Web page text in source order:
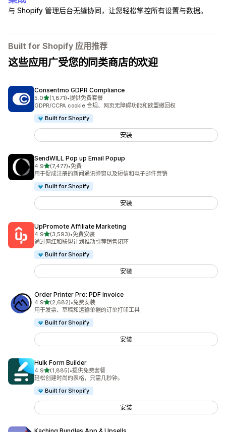
与 Shopify 管理后台无缝协同，让您轻松掌控所有设置与数据。
Built for Shopify 应用推荐
这些应用广受您的同类商店的欢迎
Consentmo GDPR Compliance
5.0星（满分 5 星）
(1,871)
总共 1871 条评论
•提供免费套餐
GDPR/CCPA cookie 合规、网页无障碍功能和欧盟撤回权
Built for Shopify
安装
SendWILL Pop up Email Popup
4.9星（满分 5 星）
(7,477)
总共 7477 条评论
•免费
用于促成注册的新闻通讯弹窗以及短信和电子邮件营销
Built for Shopify
安装
UpPromote Affiliate Marketing
4.9星（满分 5 星）
(3,593)
总共 3593 条评论
•免费安装
通过网红和联盟计划推动引荐销售闭环
Built for Shopify
安装
Order Printer Pro: PDF Invoice
4.9星（满分 5 星）
(2,682)
总共 2682 条评论
•免费安装
用于发票、草稿和运输单据的订单打印工具
Built for Shopify
安装
Hulk Form Builder
4.9星（满分 5 星）
(1,885)
总共 1885 条评论
•提供免费套餐
轻松创建时尚的表格，只需几秒钟。
Built for Shopify
安装